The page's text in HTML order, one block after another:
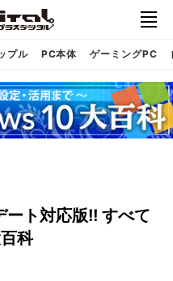
プル PC本体 ゲーミングPC
ート対応版!! すべて
科